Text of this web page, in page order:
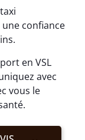
confiance
en VSL
avec
vous le